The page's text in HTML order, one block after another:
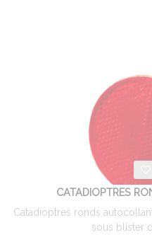
CATADIOPTRES
Catadioptres ronds
sous blister